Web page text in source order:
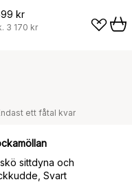
kr
3 170 kr
ett fåtal kvar
sittdyna och
Svart